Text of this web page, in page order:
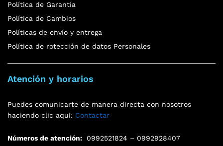
Política de Garantía
Política de Cambios
Políticas de envío y entrega
Política de rotección de datos Personales
Atención y horarios
Puedes comunicarte de manera directa con nosotros
haciendo clic aquí: Contactar
Números de atención: 0992521824 – 0992928407